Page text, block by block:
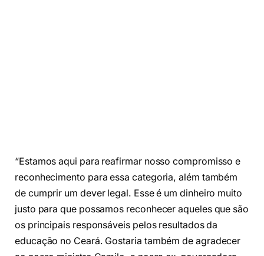
“Estamos aqui para reafirmar nosso compromisso e
reconhecimento para essa categoria, além também
de cumprir um dever legal. Esse é um dinheiro muito
justo para que possamos reconhecer aqueles que são
os principais responsáveis pelos resultados da
educação no Ceará. Gostaria também de agradecer